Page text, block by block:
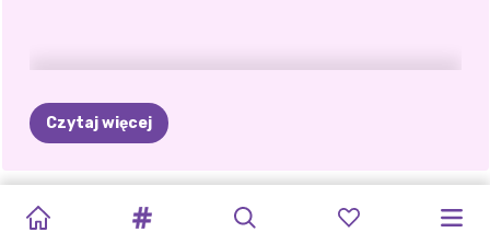
Czytaj więcej
NEONOWYCH
RYWALIZACJA
RYWALIZACJA
MAGAZYN
DIVA:
DIVA:
PAPARAZZI
DIVA:
RUDOWŁOSY
KONCERT
ZŁOCZYŃCA
QUINN
CELEBRYTKA
NOWOCZESNA